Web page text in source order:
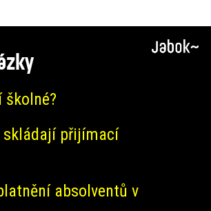
skládají přijímací
absolventů v